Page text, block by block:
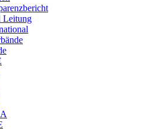
Leitung